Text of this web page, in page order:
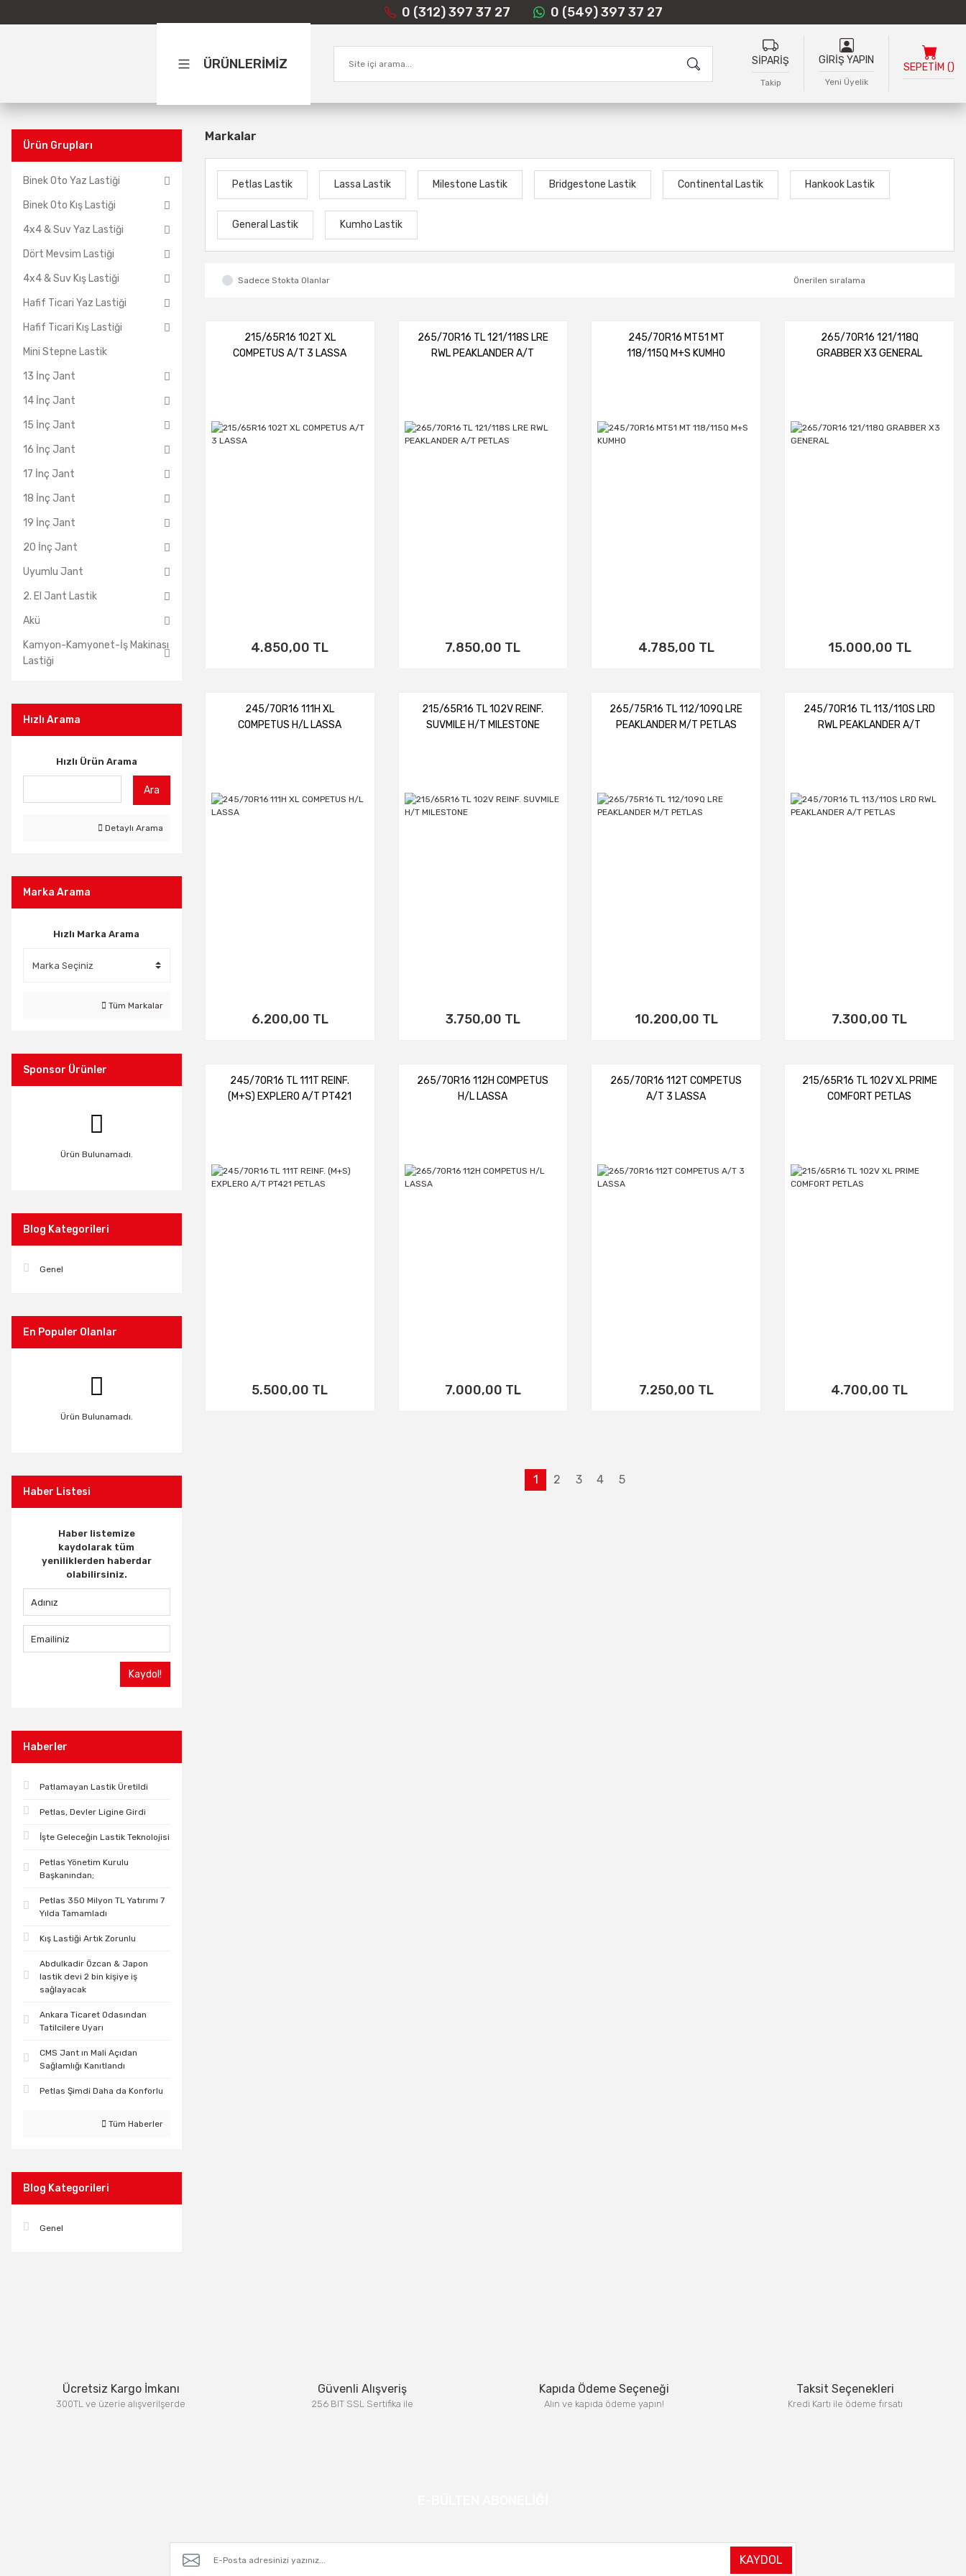
0 (312) 397 37 27 0 (549) 397 37 27
ÜRÜNLERİMİZ SİPARİŞ
Takip
GİRİŞ YAPIN
Yeni Üyelik
SEPETİM ()
Ürün Grupları
Binek Oto Yaz Lastiği
Binek Oto Kış Lastiği
4x4 & Suv Yaz Lastiği
Dört Mevsim Lastiği
4x4 & Suv Kış Lastiği
Hafif Ticari Yaz Lastiği
Hafif Ticari Kış Lastiği
Mini Stepne Lastik
13 İnç Jant
14 İnç Jant
15 İnç Jant
16 İnç Jant
17 İnç Jant
18 İnç Jant
19 İnç Jant
20 İnç Jant
Uyumlu Jant
2. El Jant Lastik
Akü
Kamyon-Kamyonet-İş Makinası
Lastiği
Hızlı Arama
Hızlı Ürün Arama
Ara
Detaylı Arama
Marka Arama
Hızlı Marka Arama
Tüm Markalar
Sponsor Ürünler
Ürün Bulunamadı.
Blog Kategorileri
Genel
En Populer Olanlar
Ürün Bulunamadı.
Haber Listesi
Haber listemize
kaydolarak tüm
yeniliklerden haberdar
olabilirsiniz.
Kaydol!
Haberler
Patlamayan Lastik Üretildi
Petlas, Devler Ligine Girdi
İşte Geleceğin Lastik Teknolojisi
Petlas Yönetim Kurulu
Başkanından;
Petlas 350 Milyon TL Yatırımı 7
Yılda Tamamladı
Kış Lastiği Artık Zorunlu
Abdulkadir Özcan & Japon
lastik devi 2 bin kişiye iş
sağlayacak
Ankara Ticaret Odasından
Tatilcilere Uyarı
CMS Jant ın Mali Açıdan
Sağlamlığı Kanıtlandı
Petlas Şimdi Daha da Konforlu
Tüm Haberler
Blog Kategorileri
Genel
Markalar
Petlas Lastik Lassa Lastik Milestone Lastik Bridgestone Lastik Continental Lastik Hankook Lastik
General Lastik Kumho Lastik
Sadece Stokta Olanlar
215/65R16 102T XL
COMPETUS A/T 3 LASSA
4.850,00 TL
265/70R16 TL 121/118S LRE
RWL PEAKLANDER A/T
7.850,00 TL
245/70R16 MT51 MT
118/115Q M+S KUMHO
4.785,00 TL
265/70R16 121/118Q
GRABBER X3 GENERAL
15.000,00 TL
245/70R16 111H XL
COMPETUS H/L LASSA
6.200,00 TL
215/65R16 TL 102V REINF.
SUVMILE H/T MILESTONE
3.750,00 TL
265/75R16 TL 112/109Q LRE
PEAKLANDER M/T PETLAS
10.200,00 TL
245/70R16 TL 113/110S LRD
RWL PEAKLANDER A/T
7.300,00 TL
245/70R16 TL 111T REINF.
(M+S) EXPLERO A/T PT421
5.500,00 TL
265/70R16 112H COMPETUS
H/L LASSA
7.000,00 TL
265/70R16 112T COMPETUS
A/T 3 LASSA
7.250,00 TL
215/65R16 TL 102V XL PRIME
COMFORT PETLAS
4.700,00 TL
1 2 3 4 5
Ücretsiz Kargo İmkanı
300TL ve üzerie alışverilşerde
Güvenli Alışveriş
256 BIT SSL Sertifika ile
Kapıda Ödeme Seçeneği
Alın ve kapıda ödeme yapın!
Taksit Seçenekleri
Kredi Kartı ile ödeme fırsatı
KAYDOL